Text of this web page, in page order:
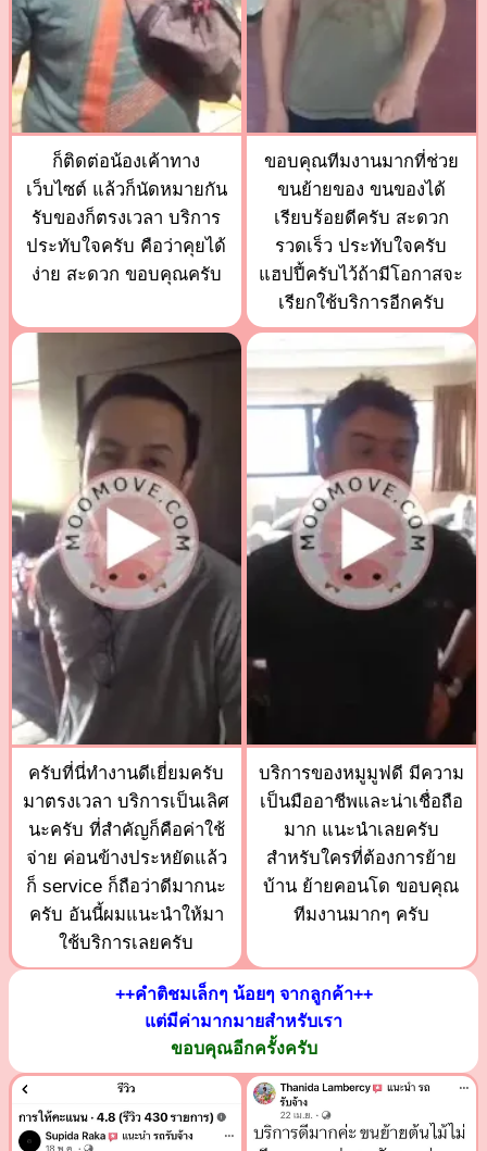
ก็ติดต่อน้องเค้าทาง
เว็บไซต์ แล้วก็นัดหมายกัน
รับของก็ตรงเวลา บริการ
ประทับใจครับ คือว่าคุยได้
ง่าย สะดวก ขอบคุณครับ
ขอบคุณทีมงานมากที่ช่วย
ขนย้ายของ ขนของได้
เรียบร้อยดีครับ สะดวก
รวดเร็ว ประทับใจครับ
แฮปปี้ครับไว้ถ้ามีโอกาสจะ
เรียกใช้บริการอีกครับ
ครับที่นี่ทำงานดีเยี่ยมครับ
มาตรงเวลา บริการเป็นเลิศ
นะครับ ที่สำคัญก็คือค่าใช้
จ่าย ค่อนข้างประหยัดแล้ว
ก็ service ก็ถือว่าดีมากนะ
ครับ อันนี้ผมแนะนำให้มา
ใช้บริการเลยครับ
บริการของหมูมูฟดี มีความ
เป็นมืออาชีพและน่าเชื่อถือ
มาก แนะนำเลยครับ
สำหรับใครที่ต้องการย้าย
บ้าน ย้ายคอนโด ขอบคุณ
ทีมงานมากๆ ครับ
++คำติชมเล็กๆ น้อยๆ จากลูกค้า++
แต่มีค่ามากมายสำหรับเรา
ขอบคุณอีกครั้งครับ